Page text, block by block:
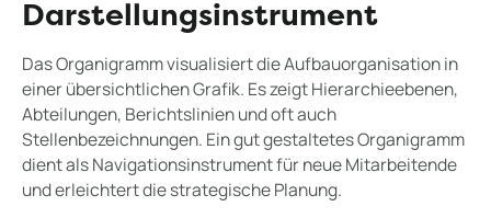
Darstellungsinstrument
Das Organigramm visualisiert die Aufbauorganisation in
einer übersichtlichen Grafik. Es zeigt Hierarchieebenen,
Abteilungen, Berichtslinien und oft auch
Stellenbezeichnungen. Ein gut gestaltetes Organigramm
dient als Navigationsinstrument für neue Mitarbeitende
und erleichtert die strategische Planung.